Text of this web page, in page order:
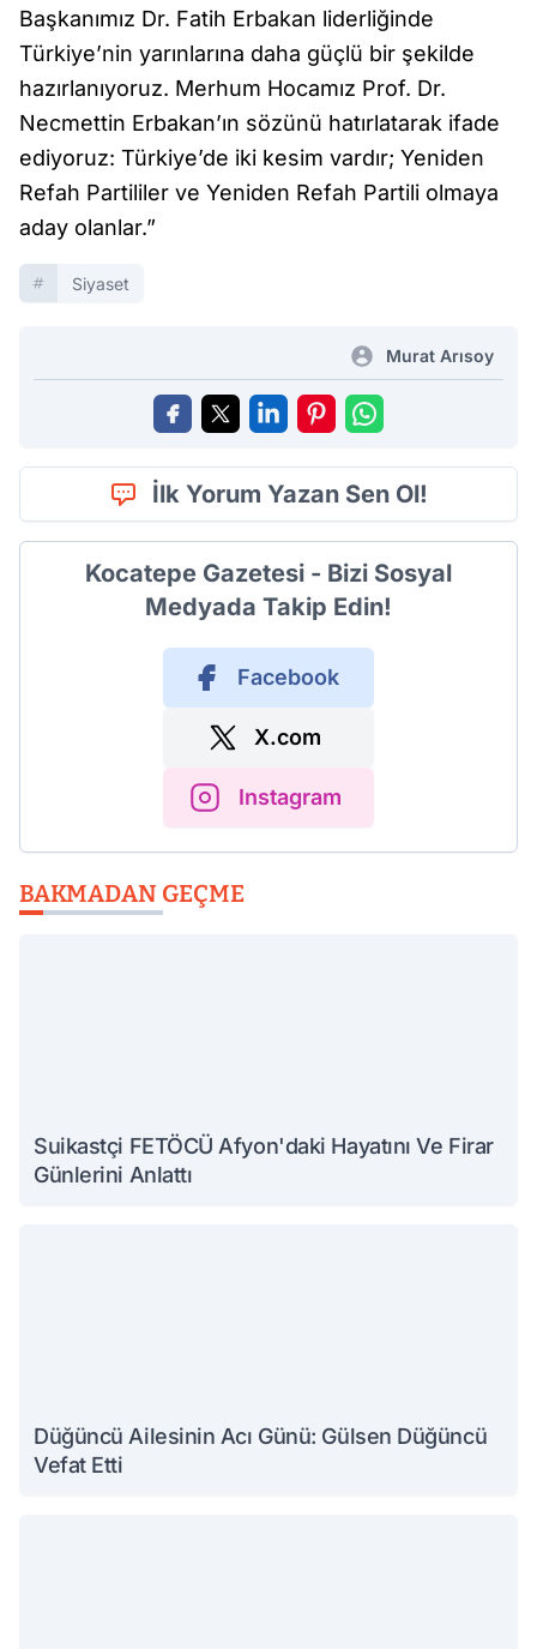
Başkanımız Dr. Fatih Erbakan liderliğinde
Türkiye’nin yarınlarına daha güçlü bir şekilde
hazırlanıyoruz. Merhum Hocamız Prof. Dr.
Necmettin Erbakan’ın sözünü hatırlatarak ifade
ediyoruz: Türkiye’de iki kesim vardır; Yeniden
Refah Partililer ve Yeniden Refah Partili olmaya
aday olanlar.”
Siyaset
Murat Arısoy
İlk Yorum Yazan Sen Ol!
Kocatepe Gazetesi - Bizi Sosyal
Medyada Takip Edin!
Facebook
X.com
Instagram
BAKMADAN GEÇME
Suikastçi FETÖCÜ Afyon'daki Hayatını Ve Firar
Günlerini Anlattı
Düğüncü Ailesinin Acı Günü: Gülsen Düğüncü
Vefat Etti